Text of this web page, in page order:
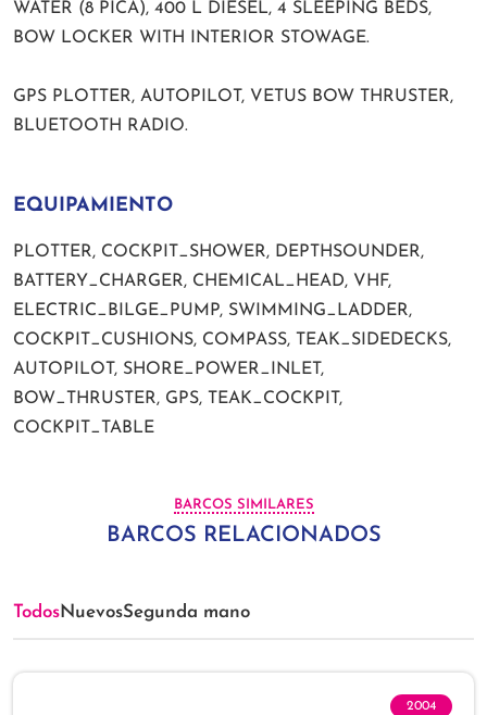
WATER (8 PICA), 400 L DIESEL, 4 SLEEPING BEDS,
BOW LOCKER WITH INTERIOR STOWAGE.
GPS PLOTTER, AUTOPILOT, VETUS BOW THRUSTER,
BLUETOOTH RADIO.
EQUIPAMIENTO
PLOTTER, COCKPIT_SHOWER, DEPTHSOUNDER,
BATTERY_CHARGER, CHEMICAL_HEAD, VHF,
ELECTRIC_BILGE_PUMP, SWIMMING_LADDER,
COCKPIT_CUSHIONS, COMPASS, TEAK_SIDEDECKS,
AUTOPILOT, SHORE_POWER_INLET,
BOW_THRUSTER, GPS, TEAK_COCKPIT,
COCKPIT_TABLE
BARCOS SIMILARES
BARCOS RELACIONADOS
TodosNuevosSegunda mano
2004